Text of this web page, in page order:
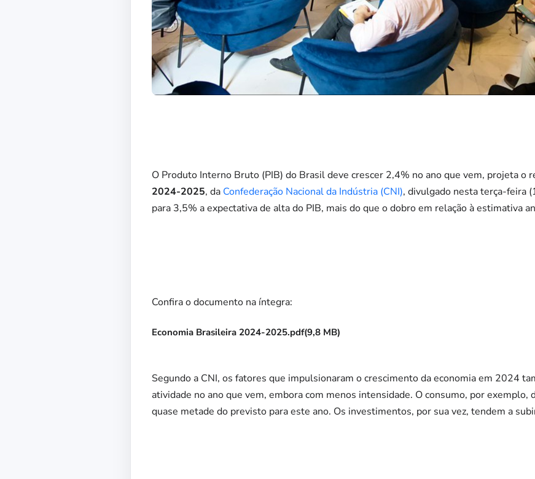
O Produto Interno Bruto (PIB) do Brasil deve crescer 2,4% no ano que vem, projeta o
2024-2025, da Confederação Nacional da Indústria (CNI), divulgado nesta terça-feira
para 3,5% a expectativa de alta do PIB, mais do que o dobro em relação à estimativa
Confira o documento na íntegra:
Economia Brasileira 2024-2025.pdf(9,8 MB)
Segundo a CNI, os fatores que impulsionaram o crescimento da economia em 2024
atividade no ano que vem, embora com menos intensidade. O consumo, por
quase metade do previsto para este ano. Os investimentos, por sua vez, tendem a